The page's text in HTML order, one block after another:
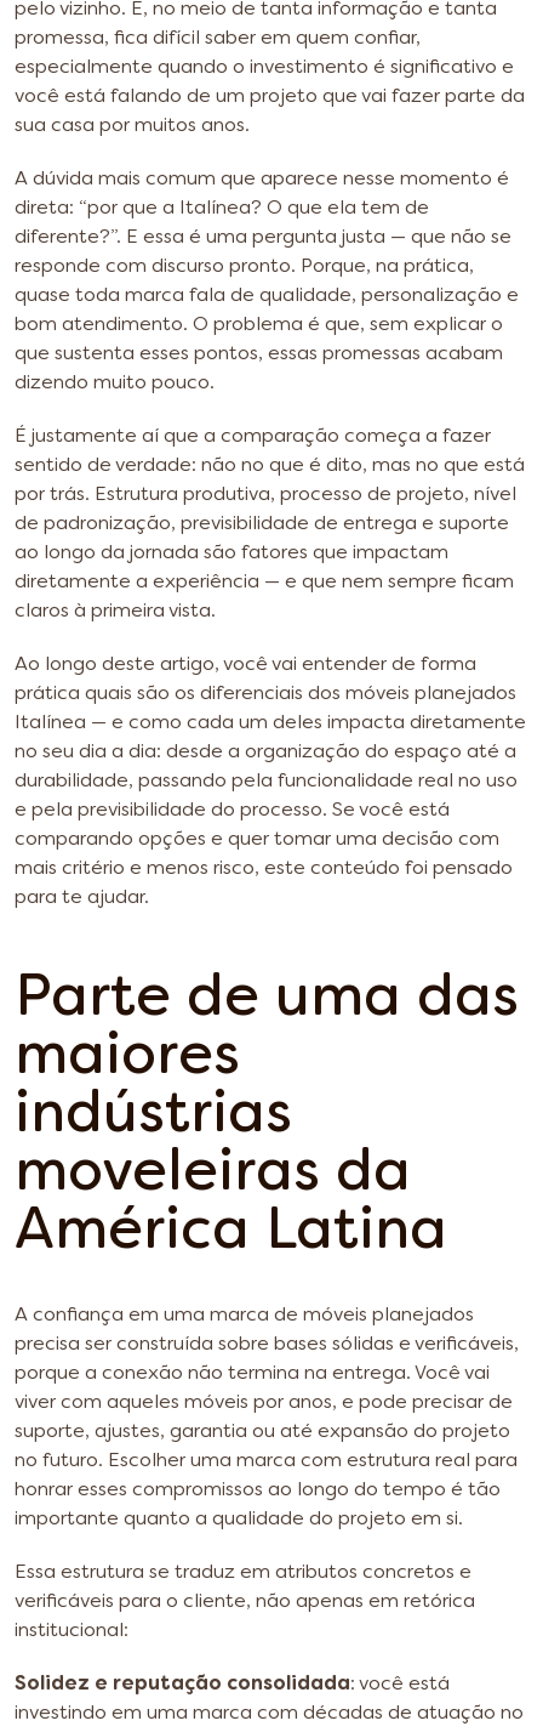
pelo vizinho. E, no meio de tanta informação e tanta
promessa, fica difícil saber em quem confiar,
especialmente quando o investimento é significativo e
você está falando de um projeto que vai fazer parte da
sua casa por muitos anos.
A dúvida mais comum que aparece nesse momento é
direta: “por que a Italínea? O que ela tem de
diferente?”. E essa é uma pergunta justa — que não se
responde com discurso pronto. Porque, na prática,
quase toda marca fala de qualidade, personalização e
bom atendimento. O problema é que, sem explicar o
que sustenta esses pontos, essas promessas acabam
dizendo muito pouco.
É justamente aí que a comparação começa a fazer
sentido de verdade: não no que é dito, mas no que está
por trás. Estrutura produtiva, processo de projeto, nível
de padronização, previsibilidade de entrega e suporte
ao longo da jornada são fatores que impactam
diretamente a experiência — e que nem sempre ficam
claros à primeira vista.
Ao longo deste artigo, você vai entender de forma
prática quais são os diferenciais dos móveis planejados
Italínea — e como cada um deles impacta diretamente
no seu dia a dia: desde a organização do espaço até a
durabilidade, passando pela funcionalidade real no uso
e pela previsibilidade do processo. Se você está
comparando opções e quer tomar uma decisão com
mais critério e menos risco, este conteúdo foi pensado
para te ajudar.
Parte de uma das
maiores
indústrias
moveleiras da
América Latina
A confiança em uma marca de móveis planejados
precisa ser construída sobre bases sólidas e verificáveis,
porque a conexão não termina na entrega. Você vai
viver com aqueles móveis por anos, e pode precisar de
suporte, ajustes, garantia ou até expansão do projeto
no futuro. Escolher uma marca com estrutura real para
honrar esses compromissos ao longo do tempo é tão
importante quanto a qualidade do projeto em si.
Essa estrutura se traduz em atributos concretos e
verificáveis para o cliente, não apenas em retórica
institucional:
Solidez e reputação consolidada: você está
investindo em uma marca com décadas de atuação no